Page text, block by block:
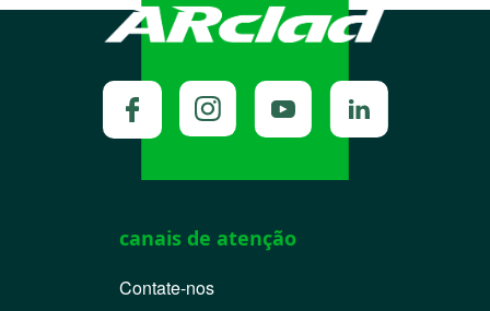
canais de atenção
Contate-nos